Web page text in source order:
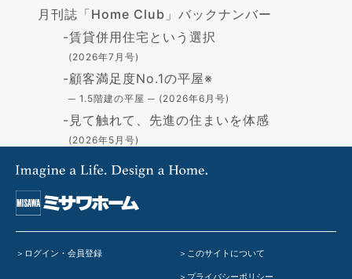
月刊誌「Home Club」バックナンバー
-賃貸併用住宅という選択
(2026年7月号)
-顧客満足度No.1の平屋※
─ 1.5階建の平屋 ─ (2026年6月号)
- 見て触れて、先進の住まいを体感
(2026年5月号)
高断熱の住まい - GX志向型住宅-
(2026年4月号)
-住まいづくりの資金
ログイン・会員登録 このサイトについて
プライバシーポリシー